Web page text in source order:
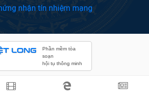
Phần mềm tòa
soạn
hội tụ thông minh